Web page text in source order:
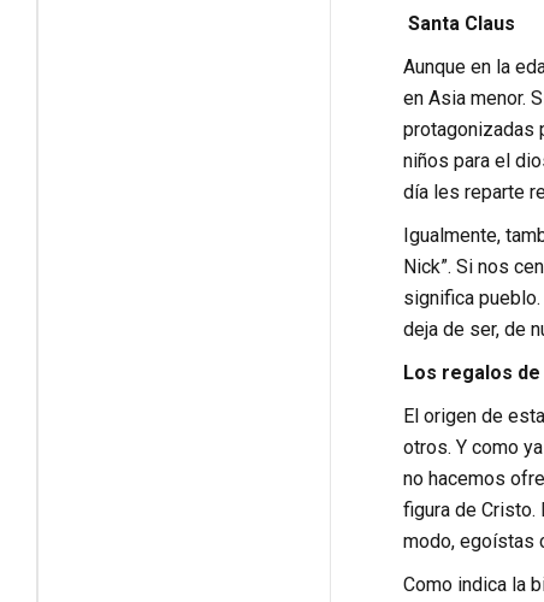
Santa Claus
Aunque en la
en Asia menor.
protagonizadas
niños para el
día les reparte
Igualmente,
Nick”. Si nos
significa
deja de ser, de
Los regalos de
El origen de
otros. Y como
no hacemos
figura de Cristo.
modo, egoístas
Como indica la